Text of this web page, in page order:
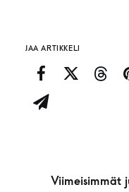
JAA ARTIKKELI
Viimeisimmät